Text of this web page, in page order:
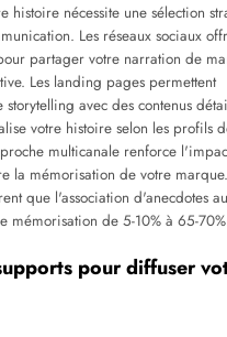
histoire nécessite une sélection
Les réseaux sociaux
partager votre narration de
Les landing pages permettent
avec des contenus
votre histoire selon les profils
multicanale renforce
la mémorisation de votre
que l'association d'anecdotes
mémorisation de 5-10% à 65-
pour diffuser